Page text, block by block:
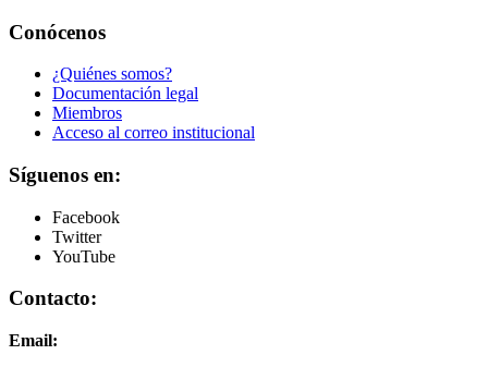
Conócenos
¿Quiénes somos?
Documentación legal
Miembros
Acceso al correo institucional
Síguenos en:
Facebook
Twitter
YouTube
Contacto:
Email: